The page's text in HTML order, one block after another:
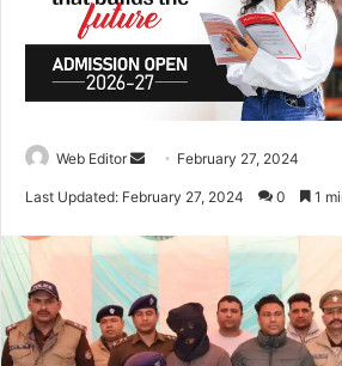
Web Editor
d
a
n
e
m
February 27, 2024
Last Updated: February 27, 2024 0 1